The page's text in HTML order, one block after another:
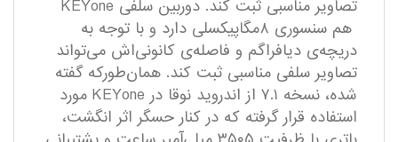
تصاویر مناسبی ثبت کند. دوربین سلفی KEYone
هم سنسوری ۸مگاپیکسلی دارد و با توجه به
دریچه‌ی دیافراگم و فاصله‌ی کانونی‌اش می‌تواند
تصاویر سلفی مناسبی ثبت کند. همان‌طورکه گفته
شده، نسخه ۷.۱ از اندروید نوقا در KEYone مورد
استفاده قرار گرفته که در کنار حسگر اثر انگشت،